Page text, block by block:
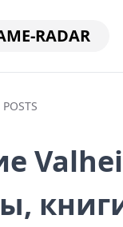
RADAR
POSTS